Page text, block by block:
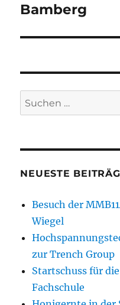
Bamberg
Suchen
nach:
NEUESTE
Besuch der
Wiegel
zur Trench Group
Startschuss für
Fachschule